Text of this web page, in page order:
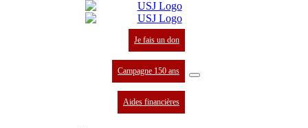
Je fais un don
Campagne 150 ans
Aides financières